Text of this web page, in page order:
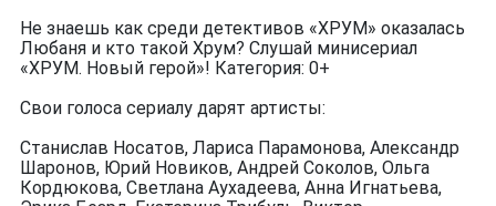
Не знаешь как среди детективов «ХРУМ» оказалась
Любаня и кто такой Хрум? Слушай минисериал
«ХРУМ. Новый герой»! Категория: 0+
Свои голоса сериалу дарят артисты:
Станислав Носатов, Лариса Парамонова, Александр
Шаронов, Юрий Новиков, Андрей Соколов, Ольга
Кордюкова, Светлана Аухадеева, Анна Игнатьева,